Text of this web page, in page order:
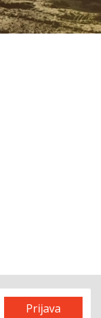
Prijava